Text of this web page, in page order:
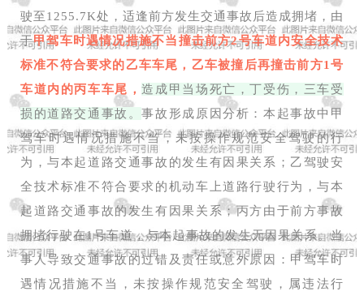
驶至1255.7K处，适逢前方发生交通事故后造成拥堵，由
于甲驾车时遇情况措施不当撞击前方2号车道内安全技术
标准不符合要求的乙车车尾，乙车被撞后再撞击前方1号
车道内的丙车车尾，造成甲当场死亡，丁受伤，三车受
损的道路交通事故。事故形成原因分析：本起事故中甲
驾车时遇情况措施不当，未按操作规范安全驾驶的行
为，与本起道路交通事故的发生有因果关系；乙驾驶安
全技术标准不符合要求的机动车上道路行驶行为，与本
起道路交通事故的发生有因果关系；丙方由于前方事故
拥堵行驶在1号车道，与本起事故的发生无因果关系。当
事人导致交通事故的过错及责任或意外原因：甲驾车时
遇情况措施不当，未按操作规范安全驾驶，属违法行